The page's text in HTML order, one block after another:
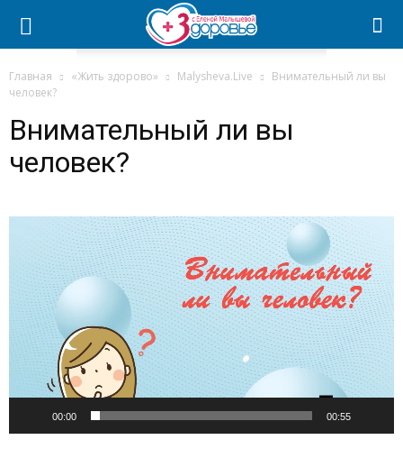
Главная «Жить здорово» Malysheva.Live
Внимательный ли вы
человек?
Внимательный ли вы
человек?
Видеоплеер
00:00 00:55